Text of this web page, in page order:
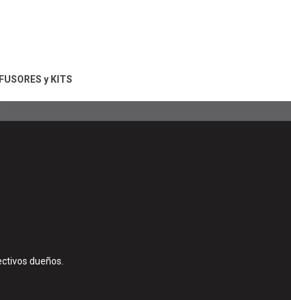
FUSORES y KITS
dueños.